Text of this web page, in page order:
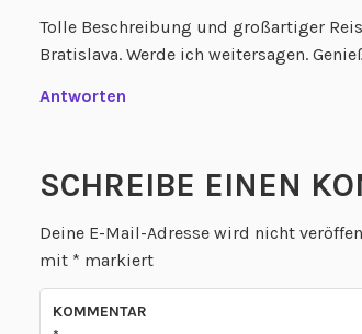
Tolle Beschreibung und großartiger
Bratislava. Werde ich weitersagen.
Antworten
SCHREIBE EINEN
Deine E-Mail-Adresse wird nicht
mit * markiert
KOMMENTAR